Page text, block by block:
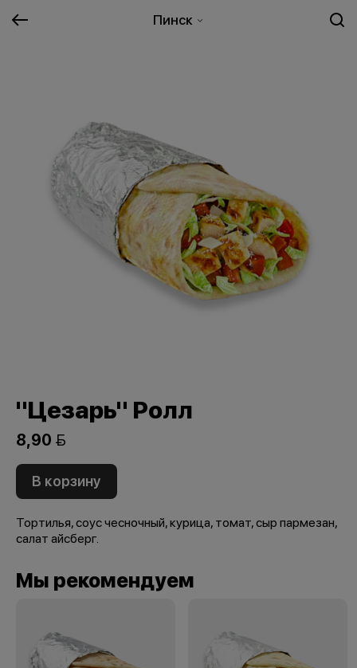
Пинск
"Цезарь" Ролл
8,90 
В корзину
Тортилья, соус чесночный, курица, томат, сыр пармезан,
салат айсберг.
Мы рекомендуем